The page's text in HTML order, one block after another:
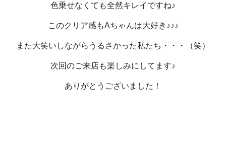
色乗せなくても全然キレイですね♪
このクリア感もAちゃんは大好き♪♪♪
また大笑いしながらうるさかった私たち・・・（笑）
次回のご来店も楽しみにしてます♪
ありがとうございました！